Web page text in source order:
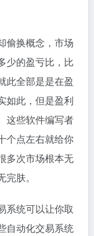
换概念，市场
少的盈亏比，比
此全部是是在盈
如此，但是盈利
这些软件编写者
个点左右就给你
多次市场根本无
肤。
统可以让你取
自动化交易系统